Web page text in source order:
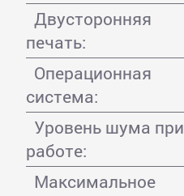
Двусторонняя
печать:
Операционная
система:
Уровень шума при
работе:
Максимальное